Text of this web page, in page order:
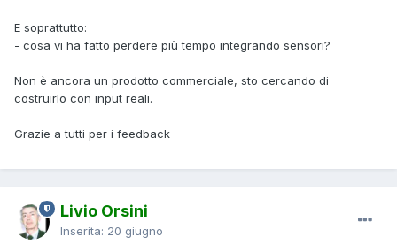
E soprattutto:
- cosa vi ha fatto perdere più tempo integrando sensori?
Non è ancora un prodotto commerciale, sto cercando di
costruirlo con input reali.
Grazie a tutti per i feedback
Livio Orsini
Inserita: 20 giugno